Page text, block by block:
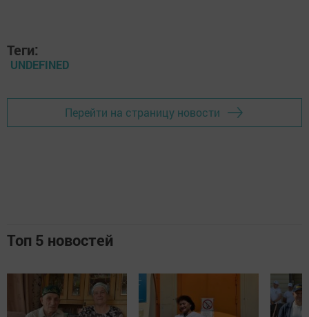
Теги:
UNDEFINED
Перейти на страницу новости
Топ 5 новостей